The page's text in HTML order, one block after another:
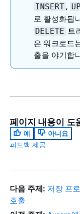
INSERT ,
로 활성화됩
DELETE 트
은 워크로드
출을 야기합
페이지 내용이 도
예
아니요
피드백 제공
다음 주제: 저장 프
호출